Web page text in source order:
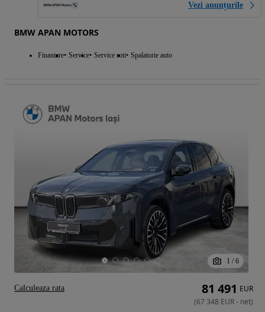
Vezi anunțurile
BMW APAN MOTORS
Finantare Service Service roti Spalatorie auto
1 / 6
81 491 EUR
(67 348 EUR- net)
Calculeaza rata